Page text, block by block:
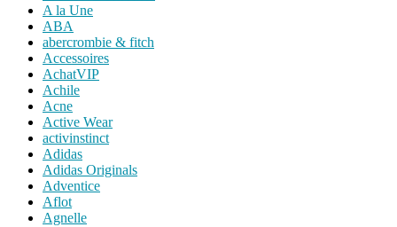
A la Une
ABA
abercrombie & fitch
Accessoires
AchatVIP
Achile
Acne
Active Wear
activinstinct
Adidas
Adidas Originals
Adventice
Aflot
Agnelle